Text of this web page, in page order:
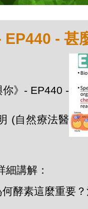
EP440 - 甚
》- EP440 -
(自然療法醫
講解：
酵素這麼重要